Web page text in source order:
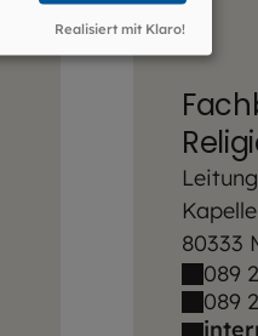
80333
089
089
Realisiert mit Klaro!